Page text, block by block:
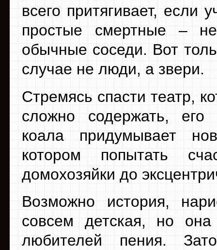
всего притягивает, если
простые смертные –
обычные соседи. Вот
случае не люди, а звери.
Стремясь спасти театр,
сложно содержать, его
коала придумывает
котором попытать
домохозяйки до
Возможно история,
совсем детская, но
любителей пения.